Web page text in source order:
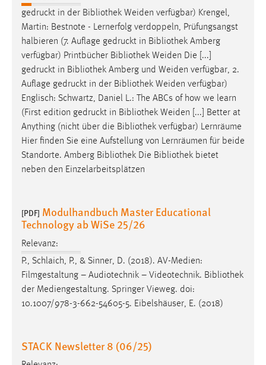
gedruckt in der Bibliothek Weiden verfügbar) Krengel,
Martin: Bestnote - Lernerfolg verdoppeln, Prüfungsangst
halbieren (7. Auflage gedruckt in Bibliothek Amberg
verfügbar) Printbücher Bibliothek Weiden Die [...]
gedruckt in Bibliothek Amberg und Weiden verfügbar, 2.
Auflage gedruckt in der Bibliothek Weiden verfügbar)
Englisch: Schwartz, Daniel L.: The ABCs of how we learn
(First edition gedruckt in Bibliothek Weiden [...] Better at
Anything (nicht über die Bibliothek verfügbar) Lernräume
Hier finden Sie eine Aufstellung von Lernräumen für beide
Standorte. Amberg Bibliothek Die Bibliothek bietet
neben den Einzelarbeitsplätzen
[PDF] Modulhandbuch Master Educational
Technology ab WiSe 25/26
Relevanz:
P., Schlaich, P., & Sinner, D. (2018). AV-Medien:
Filmgestaltung – Audiotechnik – Videotechnik. Bibliothek
der Mediengestaltung. Springer Vieweg. doi:
10.1007/978-3-662-54605-5. Eibelshäuser, E. (2018)
STACK Newsletter 8 (06/25)
Google Ads
Name:
_gcl_au
Anbieter:
Zweck:
Conversion-Tracking
Cookie Laufzeit:
3 Monate
Name:
_fbp
Anbieter:
Zweck:
Conversion-Tracking
Cookie Laufzeit: